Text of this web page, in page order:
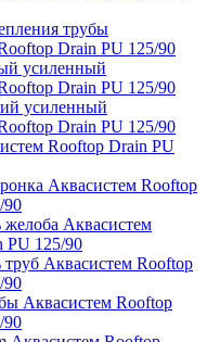
трубы
Drain PU 125/90
усиленный
Drain PU 125/90
усиленный
Drain PU 125/90
Rooftop Drain PU
Аквасистем Rooftop
90
желоба Аквасистем
PU 125/90
Аквасистем Rooftop
90
Аквасистем Rooftop
90